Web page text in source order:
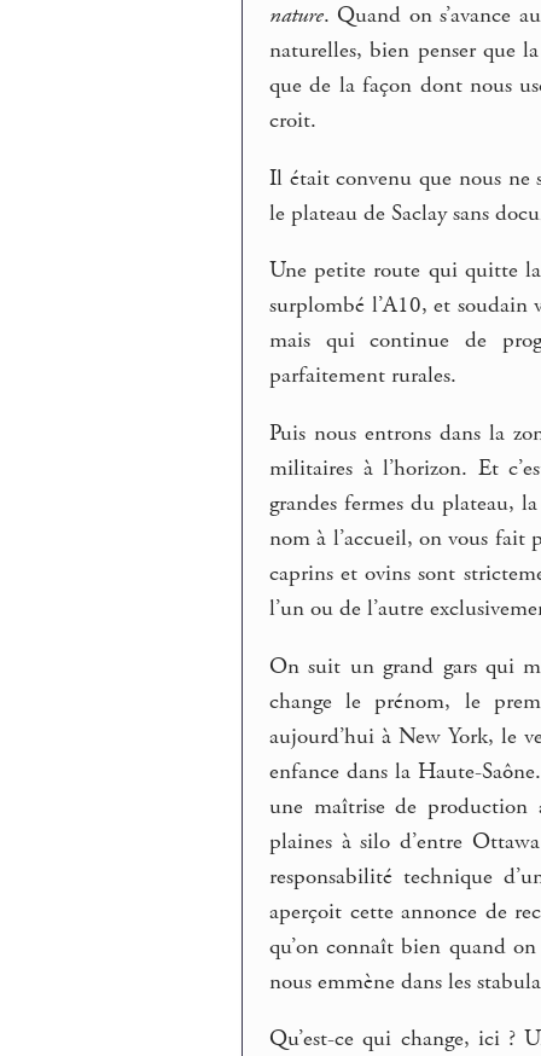
nature. Quand on s’avance
naturelles, bien penser que
que de la façon dont nous
croit.
Il était convenu que nous ne
le plateau de Saclay sans
Une petite route qui quitte
surplombé l’A10, et soudain
mais qui continue de
parfaitement rurales.
Puis nous entrons dans la
militaires à l’horizon. Et
grandes fermes du plateau,
nom à l’accueil, on vous fait
caprins et ovins sont
l’un ou de l’autre
On suit un grand gars qui
change le prénom, le
aujourd’hui à New York, le
enfance dans la Haute-
une maîtrise de production
plaines à silo d’entre
responsabilité technique
aperçoit cette annonce de
qu’on connaît bien quand
nous emmène dans les
Qu’est-ce qui change, ici ?